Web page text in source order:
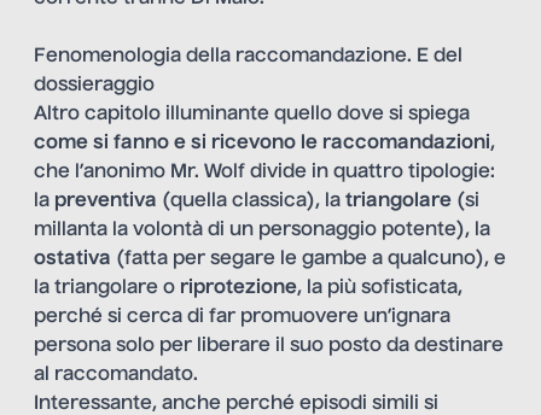
Fenomenologia della raccomandazione. E del
dossieraggio
Altro capitolo illuminante quello dove si spiega
come si fanno e si ricevono le raccomandazioni,
che l’anonimo Mr. Wolf divide in quattro tipologie:
la preventiva (quella classica), la triangolare (si
millanta la volontà di un personaggio potente), la
ostativa (fatta per segare le gambe a qualcuno), e
la triangolare o riprotezione, la più sofisticata,
perché si cerca di far promuovere un’ignara
persona solo per liberare il suo posto da destinare
al raccomandato.
Interessante, anche perché episodi simili si